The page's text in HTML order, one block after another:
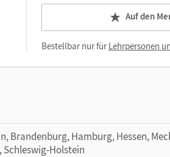
Auf den
Bestellbar nur fürLehrpersonen
Brandenburg, Hamburg, Hessen,
Schleswig-Holstein